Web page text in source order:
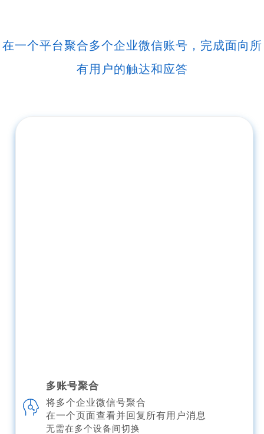
在一个平台聚合多个企业微信账号，完成面向所
有用户的触达和应答
多账号聚合
将多个企业微信号聚合
在一个页面查看并回复所有用户消息
无需在多个设备间切换